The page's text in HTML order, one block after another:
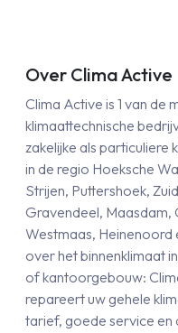
Over Clima Active
Clima Active is 1 van de
klimaattechnische
zakelijke als particuliere
in de regio Hoeksche
Strijen, Puttershoek,
Gravendeel,
Westmaas, Heinenoord
over het binnenklimaat
of kantoorgebouw:
repareert uw gehele
tarief, goede service en